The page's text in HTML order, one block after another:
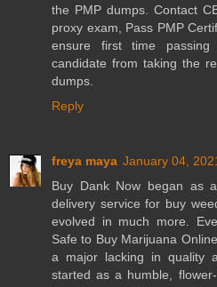
the PMP dumps. Contact
proxy exam, Pass PMP
ensure first time
candidate from taking the
dumps.
Reply
freya maya January 04,
Buy Dank Now began as
delivery service for buy
evolved in much more.
Safe to Buy Marijuana
a major lacking in quality
started as a humble,